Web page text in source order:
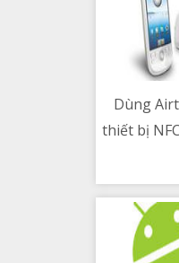
Dùng
thiết bị
or